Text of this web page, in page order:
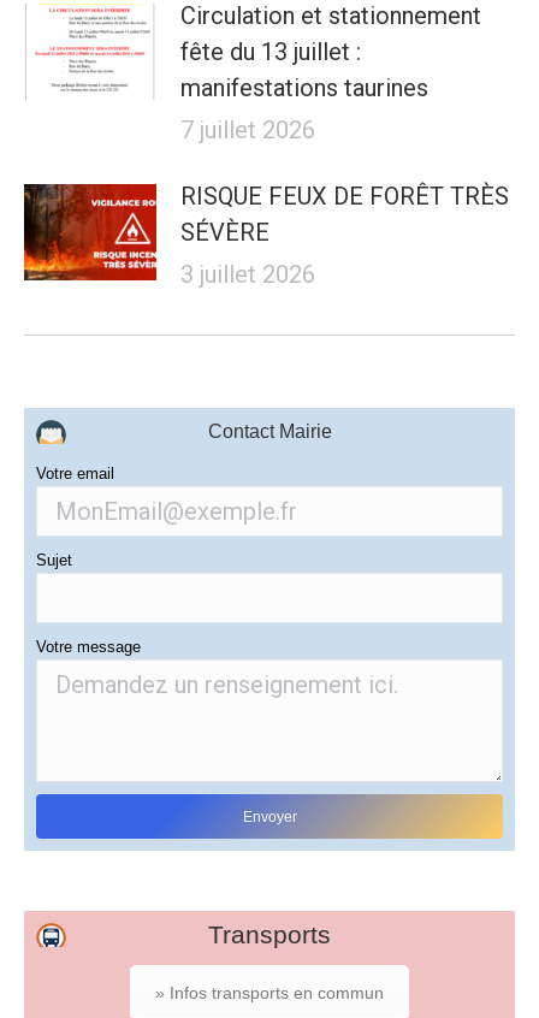
Circulation et stationnement
fête du 13 juillet :
manifestations taurines
7 juillet 2026
RISQUE FEUX DE FORÊT TRÈS
SÉVÈRE
3 juillet 2026
Contact Mairie
Votre email
Sujet
Votre message
Transports
» Infos transports en commun